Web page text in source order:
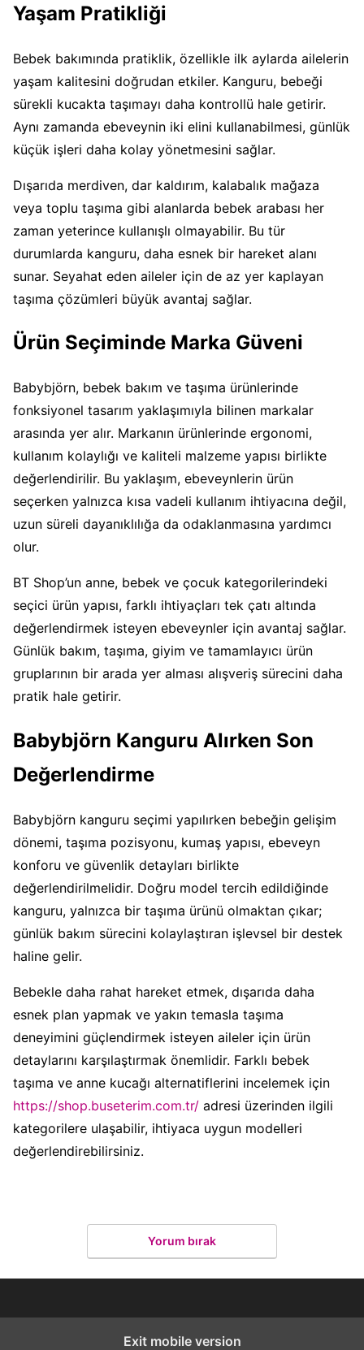
Yaşam Pratikliği
Bebek bakımında pratiklik, özellikle ilk aylarda ailelerin
yaşam kalitesini doğrudan etkiler. Kanguru, bebeği
sürekli kucakta taşımayı daha kontrollü hale getirir.
Aynı zamanda ebeveynin iki elini kullanabilmesi, günlük
küçük işleri daha kolay yönetmesini sağlar.
Dışarıda merdiven, dar kaldırım, kalabalık mağaza
veya toplu taşıma gibi alanlarda bebek arabası her
zaman yeterince kullanışlı olmayabilir. Bu tür
durumlarda kanguru, daha esnek bir hareket alanı
sunar. Seyahat eden aileler için de az yer kaplayan
taşıma çözümleri büyük avantaj sağlar.
Ürün Seçiminde Marka Güveni
Babybjörn, bebek bakım ve taşıma ürünlerinde
fonksiyonel tasarım yaklaşımıyla bilinen markalar
arasında yer alır. Markanın ürünlerinde ergonomi,
kullanım kolaylığı ve kaliteli malzeme yapısı birlikte
değerlendirilir. Bu yaklaşım, ebeveynlerin ürün
seçerken yalnızca kısa vadeli kullanım ihtiyacına değil,
uzun süreli dayanıklılığa da odaklanmasına yardımcı
olur.
BT Shop’un anne, bebek ve çocuk kategorilerindeki
seçici ürün yapısı, farklı ihtiyaçları tek çatı altında
değerlendirmek isteyen ebeveynler için avantaj sağlar.
Günlük bakım, taşıma, giyim ve tamamlayıcı ürün
gruplarının bir arada yer alması alışveriş sürecini daha
pratik hale getirir.
Babybjörn Kanguru Alırken Son
Değerlendirme
Babybjörn kanguru seçimi yapılırken bebeğin gelişim
dönemi, taşıma pozisyonu, kumaş yapısı, ebeveyn
konforu ve güvenlik detayları birlikte
değerlendirilmelidir. Doğru model tercih edildiğinde
kanguru, yalnızca bir taşıma ürünü olmaktan çıkar;
günlük bakım sürecini kolaylaştıran işlevsel bir destek
haline gelir.
Bebekle daha rahat hareket etmek, dışarıda daha
esnek plan yapmak ve yakın temasla taşıma
deneyimini güçlendirmek isteyen aileler için ürün
detaylarını karşılaştırmak önemlidir. Farklı bebek
taşıma ve anne kucağı alternatiflerini incelemek için
https://shop.buseterim.com.tr/ adresi üzerinden ilgili
kategorilere ulaşabilir, ihtiyaca uygun modelleri
değerlendirebilirsiniz.
Yorum bırak
Exit mobile version